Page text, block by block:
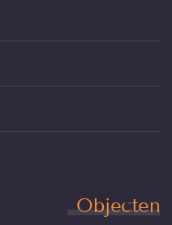
Objecten